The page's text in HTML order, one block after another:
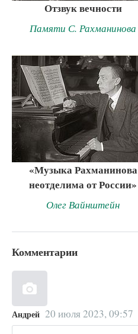
Отзвук вечности
Памяти С. Рахманинова
«Музыка Рахманинова
неотделима от России»
Олег Вайнштейн
Комментарии
Андрей 20 июля 2023, 09:57